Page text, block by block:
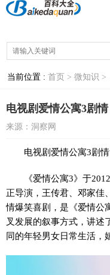
当前位置 : 首页 > 微知识 >
电视剧爱情公寓3剧
来源：洞察网
电视剧爱情公寓3剧
《爱情公寓3》于
正导演，王传君、邓家佳
情爆笑喜剧，是《爱情公
叉发展的叙事方式，讲述
同的年轻男女日常生活，